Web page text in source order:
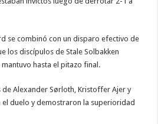
se combinó con un disparo efectivo de
los discípulos de Stale Solbakken
hasta el pitazo final.
de Alexander Sørloth, Kristoffer Ajer y
el duelo y demostraron la superioridad